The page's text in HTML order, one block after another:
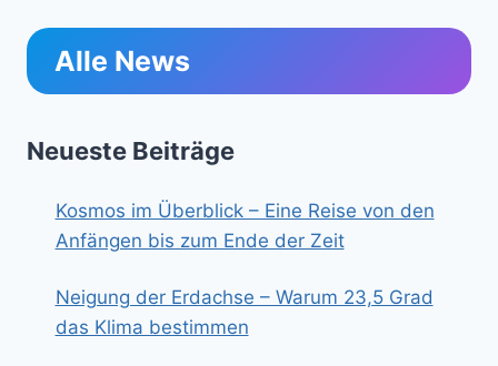
Alle News
Neueste Beiträge
Kosmos im Überblick – Eine Reise von den
Anfängen bis zum Ende der Zeit
Neigung der Erdachse – Warum 23,5 Grad
das Klima bestimmen